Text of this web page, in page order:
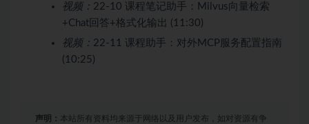
视频： 22-10 课程笔记助手：Milvus向量检索
+Chat回答+格式化输出 (11:30)
视频： 22-11 课程助手：对外MCP服务配置指南
(10:25)
声明： 本站所有资料均来源于网络以及用户发布，如对资源有争